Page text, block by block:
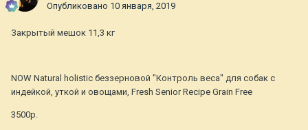
Опубликовано 10 января, 2019
Закрытый мешок 11,3 кг
NOW Natural holistic беззерновой "Контроль веса" для собак с
индейкой, уткой и овощами, Fresh Senior Recipe Grain Free
3500р.